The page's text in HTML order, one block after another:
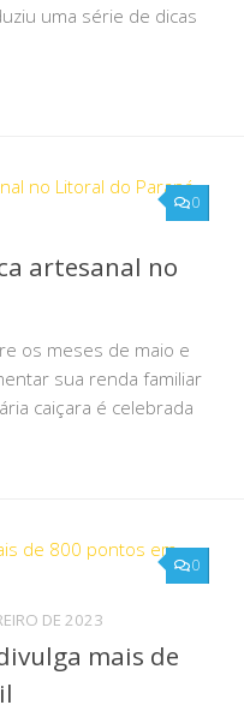
uma série de dicas
0
artesanal no
os meses de maio e
sua renda familiar
caiçara é celebrada
0
DE 2023
mais de